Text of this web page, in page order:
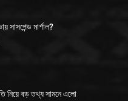
সাসপেন্ড মার্শাল?
নিয়ে বড় তথ্য সামনে এলো